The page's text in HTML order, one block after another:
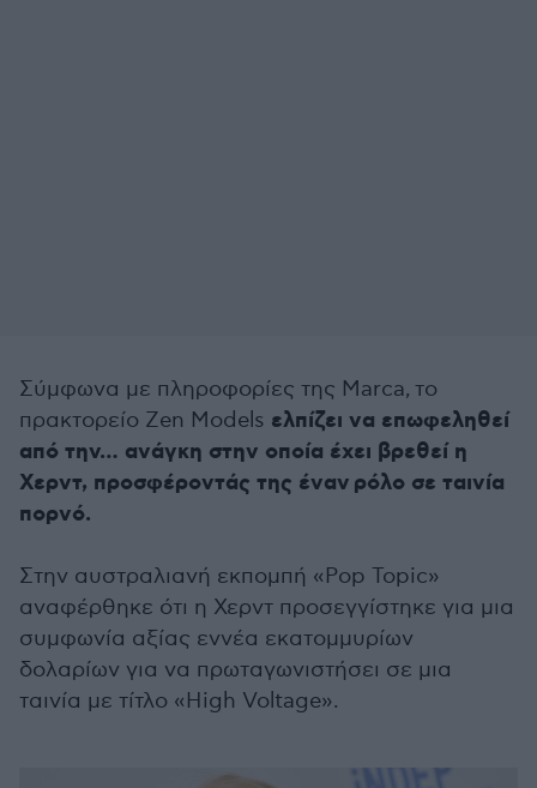
Σύμφωνα με πληροφορίες της Marca, το
πρακτορείο Zen Models ελπίζει να επωφεληθεί
από την… ανάγκη στην οποία έχει βρεθεί η
Χερντ, προσφέροντάς της έναν ρόλο σε ταινία
πορνό.
Στην αυστραλιανή εκπομπή «Pop Topic»
αναφέρθηκε ότι η Χερντ προσεγγίστηκε για μια
συμφωνία αξίας εννέα εκατομμυρίων
δολαρίων για να πρωταγωνιστήσει σε μια
ταινία με τίτλο «High Voltage».